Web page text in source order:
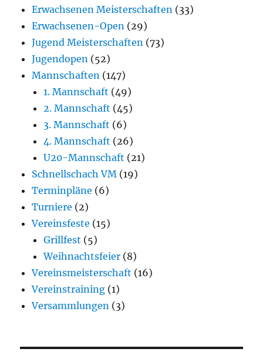
Erwachsenen Meisterschaften (33)
Erwachsenen-Open (29)
Jugend Meisterschaften (73)
Jugendopen (52)
Mannschaften (147)
1. Mannschaft (49)
2. Mannschaft (45)
3. Mannschaft (6)
4. Mannschaft (26)
U20-Mannschaft (21)
Schnellschach VM (19)
Terminpläne (6)
Turniere (2)
Vereinsfeste (15)
Grillfest (5)
Weihnachtsfeier (8)
Vereinsmeisterschaft (16)
Vereinstraining (1)
Versammlungen (3)